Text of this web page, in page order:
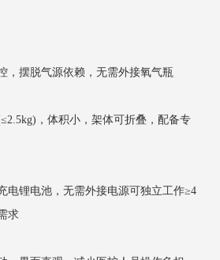
摆脱气源依赖，无需外接氧气瓶
，体积小，架体可折叠，配备专
锂电池，无需外接电源可独立工作≥4
求